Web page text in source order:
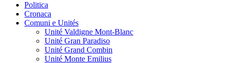
Politica
Cronaca
Comuni e Unités
Unité Valdigne Mont-Blanc
Unité Gran Paradiso
Unité Grand Combin
Unité Monte Emilius